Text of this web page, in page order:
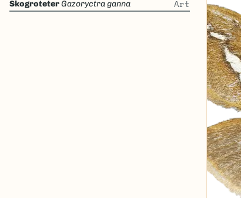
SkogroteterGazoryctra ganna Art